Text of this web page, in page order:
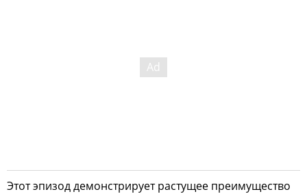
Этот эпизод демонстрирует растущее преимущество